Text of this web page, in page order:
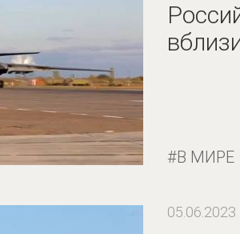
В МИРЕ
05.06.2023